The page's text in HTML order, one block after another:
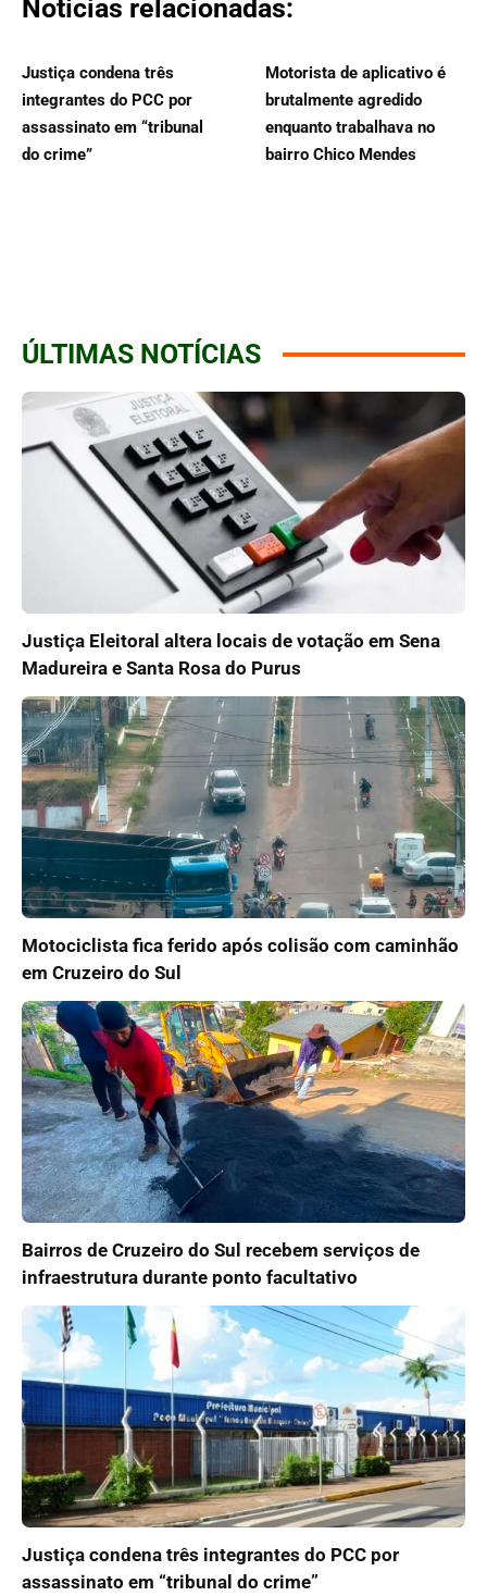
Notícias relacionadas:
Justiça condena três
integrantes do PCC por
assassinato em “tribunal
do crime”
Motorista de aplicativo é
brutalmente agredido
enquanto trabalhava no
bairro Chico Mendes
ÚLTIMAS NOTÍCIAS
Justiça Eleitoral altera locais de votação em Sena
Madureira e Santa Rosa do Purus
Motociclista fica ferido após colisão com caminhão
em Cruzeiro do Sul
Bairros de Cruzeiro do Sul recebem serviços de
infraestrutura durante ponto facultativo
Justiça condena três integrantes do PCC por
assassinato em “tribunal do crime”